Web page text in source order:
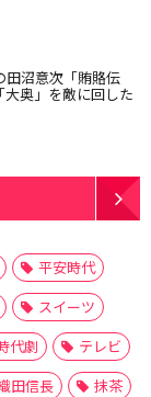
田沼意次「賄賂伝
奥」を敵に回した
平安時代
スイーツ
代劇
テレビ
田信長
抹茶